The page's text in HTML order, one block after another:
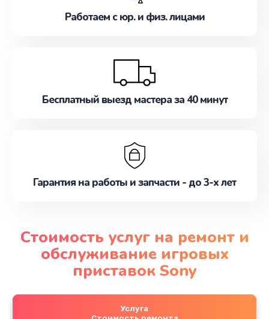
Работаем с юр. и физ. лицами
Бесплатный выезд мастера за 40 минут
Гарантия на работы и запчасти - до 3-х лет
Стоимость услуг на ремонт и
обслуживание игровых
приставок Sony
Услуга